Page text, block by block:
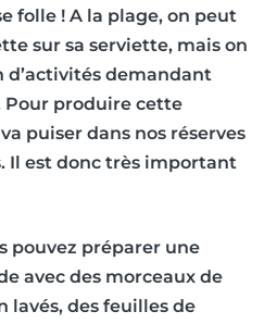
folle ! A la plage, on peut
sur sa serviette, mais on
d’activités demandant
Pour produire cette
puiser dans nos réserves
Il est donc très important
pouvez préparer une
avec des morceaux de
lavés, des feuilles de